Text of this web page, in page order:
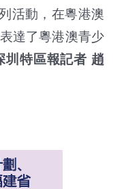
活動，在粵港澳
達了粵港澳青少
圳特區報記者 趙